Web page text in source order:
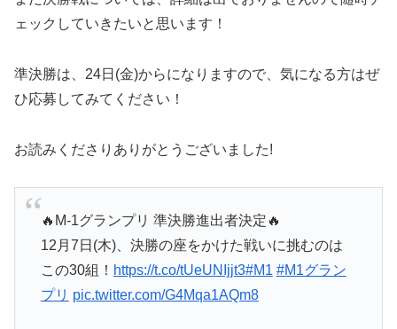
ェックしていきたいと思います！
準決勝は、24日(金)からになりますので、気になる方はぜ
ひ応募してみてください！
お読みくださりありがとうございました!
🔥M-1グランプリ 準決勝進出者決定🔥
12月7日(木)、決勝の座をかけた戦いに挑むのは
この30組！ https://t.co/tUeUNIjjt3#M1 #M1グラン
プリ pic.twitter.com/G4Mqa1AQm8